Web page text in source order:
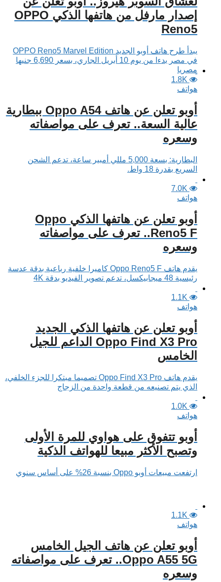
إصدار مارفل من هاتفها الذكي OPPO
Reno5
يبدأ طرح هاتف أوبو الجديد OPPO Reno5 Marvel Edition
في مصر بدءا من يوم 10 أبريل الجاري، بسعر 6,690 جنيها
مصريا
1.8K
هواتف
أوبو تعلن عن هاتف Oppo A54 ببطارية
عالية السعة.. تعرف على مواصفاته
وسعره
البطارية: بسعة 5,000 مللي أمبير ساعة، تدعم الشحن
السريع بقدرة 18 واط.
7.0K
هواتف
أوبو تعلن عن هاتفها الذكي Oppo
Reno5 F.. تعرف على مواصفاته
وسعره
يقدم هاتف Oppo Reno5 F كاميرا خلفية رباعية بدقة عدسة
رئيسية 48 ميجابيكسل، تدعم تصوير الفيديو بدقة 4K
1.1K
هواتف
أوبو تعلن عن هاتفها الذكي الجديد
Oppo Find X3 Pro الداعم للجيل
الخامس
يقدم هاتف Oppo Find X3 Pro تصميما مبتكرا للجزء الخلفي،
الذي يتم تصنيعه من قطعة واحدة من الزجاج
1.0K
هواتف
أوبو تتفوق على هواوي للمرة الأولى
وتصبح الأكثر مبيعا للهواتف الذكية
ارتفعت مبيعات أوبو Oppo بنسبة 26% على أساس سنوي
1.1K
هواتف
أوبو تعلن عن هاتف الجيل الخامس
Oppo A55 5G.. تعرف على مواصفاته
وسعره